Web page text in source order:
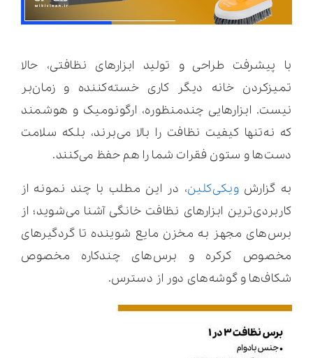
با پیشرفت طراحی و تولید ابزارهای نظافتی، حالا
تمیزکردن خانه دیگر کاری خسته‌کننده و زمان‌بر
نیست. ابزارهایی چندمنظوره، ارگونومیک و هوشمند
که نه‌تنها کیفیت نظافت را بالا می‌برند، بلکه سلامت
دست‌ها و ستون فقرات شما را هم حفظ می‌کنند.
به گزارش ویکی‌کلین، در این مطلب با چند نمونه از
کاربردی‌ترین ابزارهای نظافت خانگی آشنا می‌شوید؛ از
برس‌های مجهز به مخزن مایع شوینده تا گردگیرهای
مخصوص کرکره و برس‌های چندکاره مخصوص
شکاف‌ها و گوشه‌های دور از دسترس.